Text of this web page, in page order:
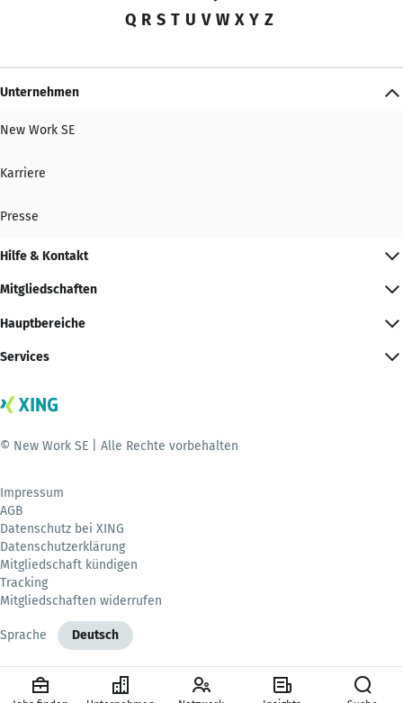
Q R S T U V W X Y Z
Unternehmen
New Work SE
Karriere
Presse
Hilfe & Kontakt
Mitgliedschaften
Hauptbereiche
Services
© New Work SE | Alle Rechte vorbehalten
Impressum
AGB
Datenschutz bei XING
Datenschutzerklärung
Mitgliedschaft kündigen
Tracking
Mitgliedschaften widerrufen
Sprache Deutsch